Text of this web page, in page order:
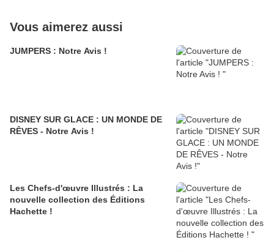
Vous aimerez aussi
JUMPERS : Notre Avis !
DISNEY SUR GLACE : UN MONDE DE
RÊVES - Notre Avis !
Les Chefs-d'œuvre Illustrés : La
nouvelle collection des Éditions
Hachette !